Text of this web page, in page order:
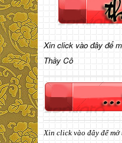
Xin click vào đây để
Thầy Cô
Xin click vào đây để